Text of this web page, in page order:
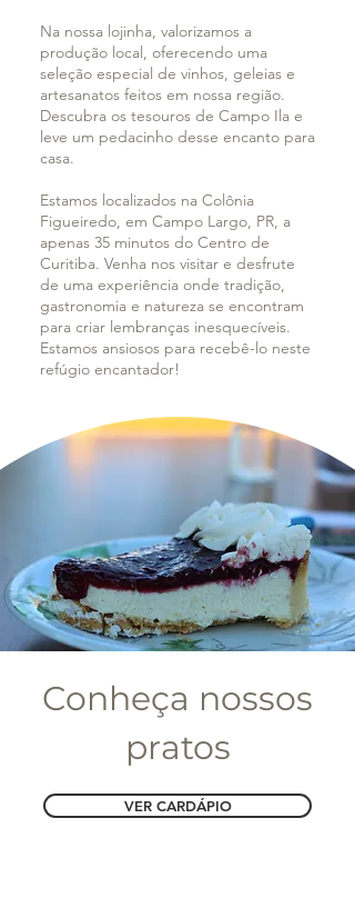
Na nossa lojinha, valorizamos a
produção local, oferecendo uma
seleção especial de vinhos, geleias e
artesanatos feitos em nossa região.
Descubra os tesouros de Campo Ila e
leve um pedacinho desse encanto para
casa.
Estamos localizados na Colônia
Figueiredo, em Campo Largo, PR, a
apenas 35 minutos do Centro de
Curitiba. Venha nos visitar e desfrute
de uma experiência onde tradição,
gastronomia e natureza se encontram
para criar lembranças inesquecíveis.
Estamos ansiosos para recebê-lo neste
refúgio encantador!
Conheça nossos
pratos
VER CARDÁPIO